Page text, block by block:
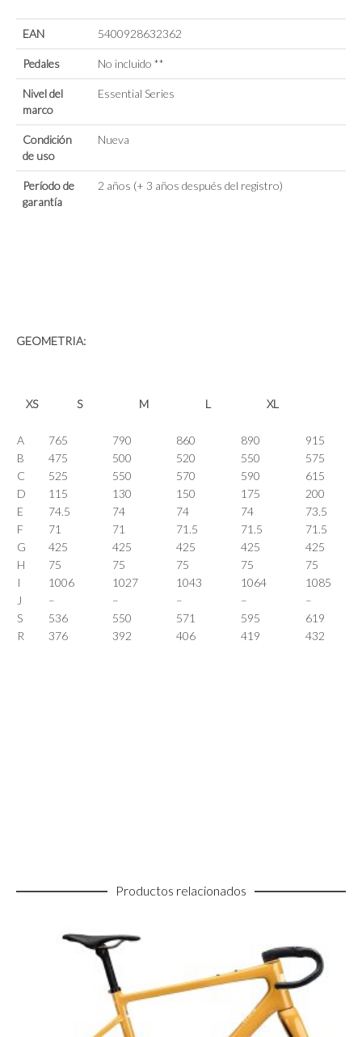
EAN 5400928632362
Pedales No incluido **
Nivel del
marco
Essential Series
Condición
de uso
Nueva
Período de
garantía
2 años (+ 3 años después del registro)
GEOMETRIA:
XS S M L XL
A 765 790 860 890
915
B
475 500 520 550
575
C
525 550 570 590
615
D
115 130 150 175
200
E
74.5 74 74 74
73.5
F
71 71 71.5 71.5
71.5
G
425 425 425 425
425
H
75 75 75 75
75
I
1006 1027 1043 1064
1085
J
– – – –
–
S
536 550 571 595
619
R
376 392 406 419 432
Productos relacionados